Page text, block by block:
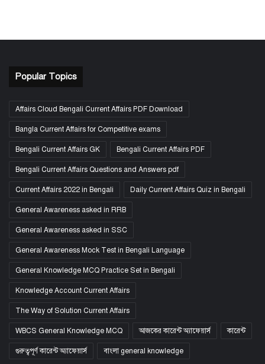
Popular Topics
Affairs Cloud Bengali Current Affairs PDF Download
Bangla Current Affairs for Competitive exams
Bengali Current Affairs GK Bengali Current Affairs PDF
Bengali Current Affairs Questions and Answers pdf
Current Affairs 2022 in Bengali Daily Current Affairs Quiz in Bengali
General Awareness asked in RRB
General Awareness asked in SSC
General Awareness Mock Test in Bengali Language
General Knowledge MCQ Practice Set in Bengali
Knowledge Account Current Affairs
The Way of Solution Current Affairs
WBCS General Knowledge MCQ আজকের কারেন্ট অ্যাফেয়ার্স কারেন্ট
গুরুত্বপূর্ণ কারেন্ট অ্যাফেয়ার্স বাংলা general knowledge